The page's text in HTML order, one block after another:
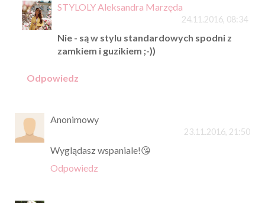
STYLOLY Aleksandra Marzęda
24.11.2016, 08:34
Nie - są w stylu standardowych spodni z
zamkiem i guzikiem ;-))
Odpowiedz
Anonimowy
23.11.2016, 21:50
Wyglądasz wspaniale!😘
Odpowiedz